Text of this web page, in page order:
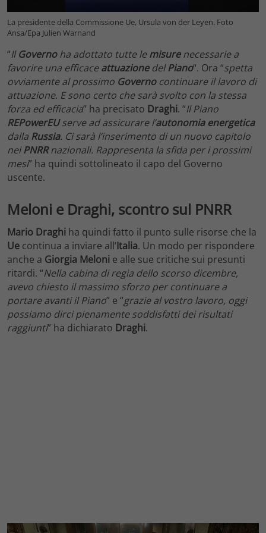
La presidente della Commissione Ue, Ursula von der Leyen. Foto
Ansa/Epa Julien Warnand
“IlGovernoha adottato tutte lemisurenecessarie a
favorire una efficaceattuazionedelPiano“. Ora “spetta
ovviamente al prossimo Governo continuare il lavoro di
attuazione. E sono certo che sarà svolto con la stessa
forza ed efficacia” ha precisato Draghi. “Il Piano
REPowerEUserve ad assicurare l’autonomia energetica
dalla Russia. Ci sarà l’inserimento di un nuovo capitolo
neiPNRRnazionali. Rappresenta la sfida per i prossimi
mesi” ha quindi sottolineato il capo del Governo
uscente.
Meloni e Draghi, scontro sul PNRR
Mario Draghi ha quindi fatto il punto sulle risorse che la
Ue continua a inviare all’Italia. Un modo per rispondere
anche a Giorgia Meloni e alle sue critiche sui presunti
ritardi. “Nella cabina di regia dello scorso dicembre,
avevo chiesto il massimo sforzo per continuare a
portare avanti il Piano” e “grazie al vostro lavoro, oggi
possiamo dirci pienamente soddisfatti dei risultati
raggiunti” ha dichiarato Draghi.